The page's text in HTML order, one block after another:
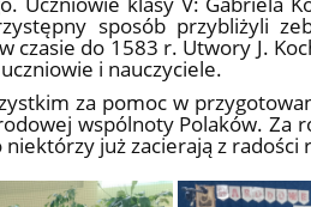
sposób przybliżyli
czasie do 1583 r. Utwory J.
i nauczyciele.
za pomoc w
wspólnoty Polaków. Za
niektórzy już zacierają z radości